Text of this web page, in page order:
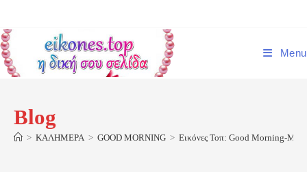
content
Menu
Blog
> ΚΑΛΗΜΕΡΑ > GOOD MORNING > Εικόνες Τοπ: Good Morning-